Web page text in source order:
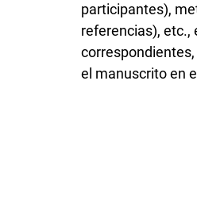
participantes),
referencias), etc.,
el manuscrito en